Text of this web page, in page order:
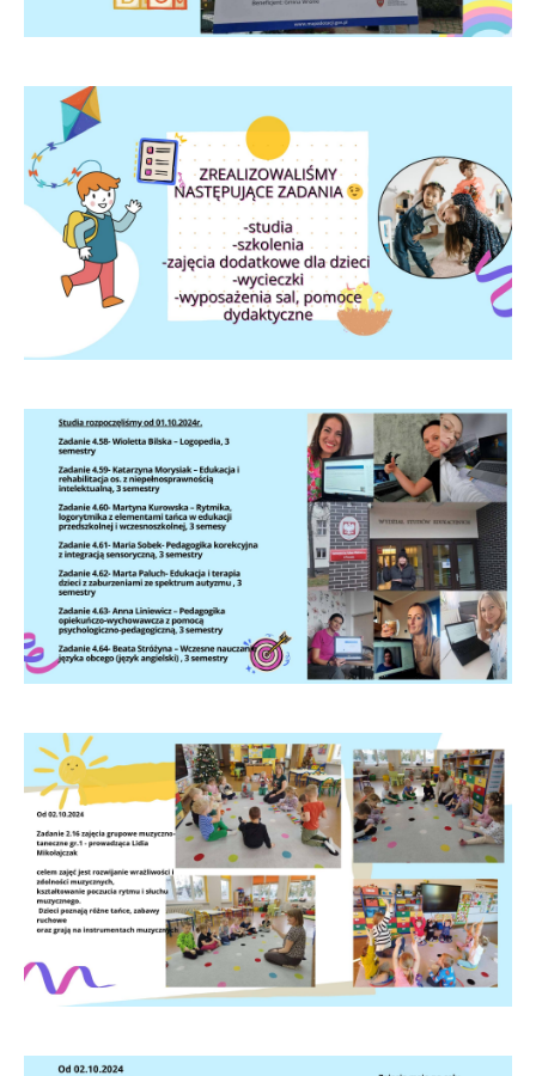
internetowej. Treści promocyjne mogą pojawić się na
w charakterze pośredników prezentujących nasze treści w
postaci wiadomości, ofert, komunikatów mediów
społecznościowych.